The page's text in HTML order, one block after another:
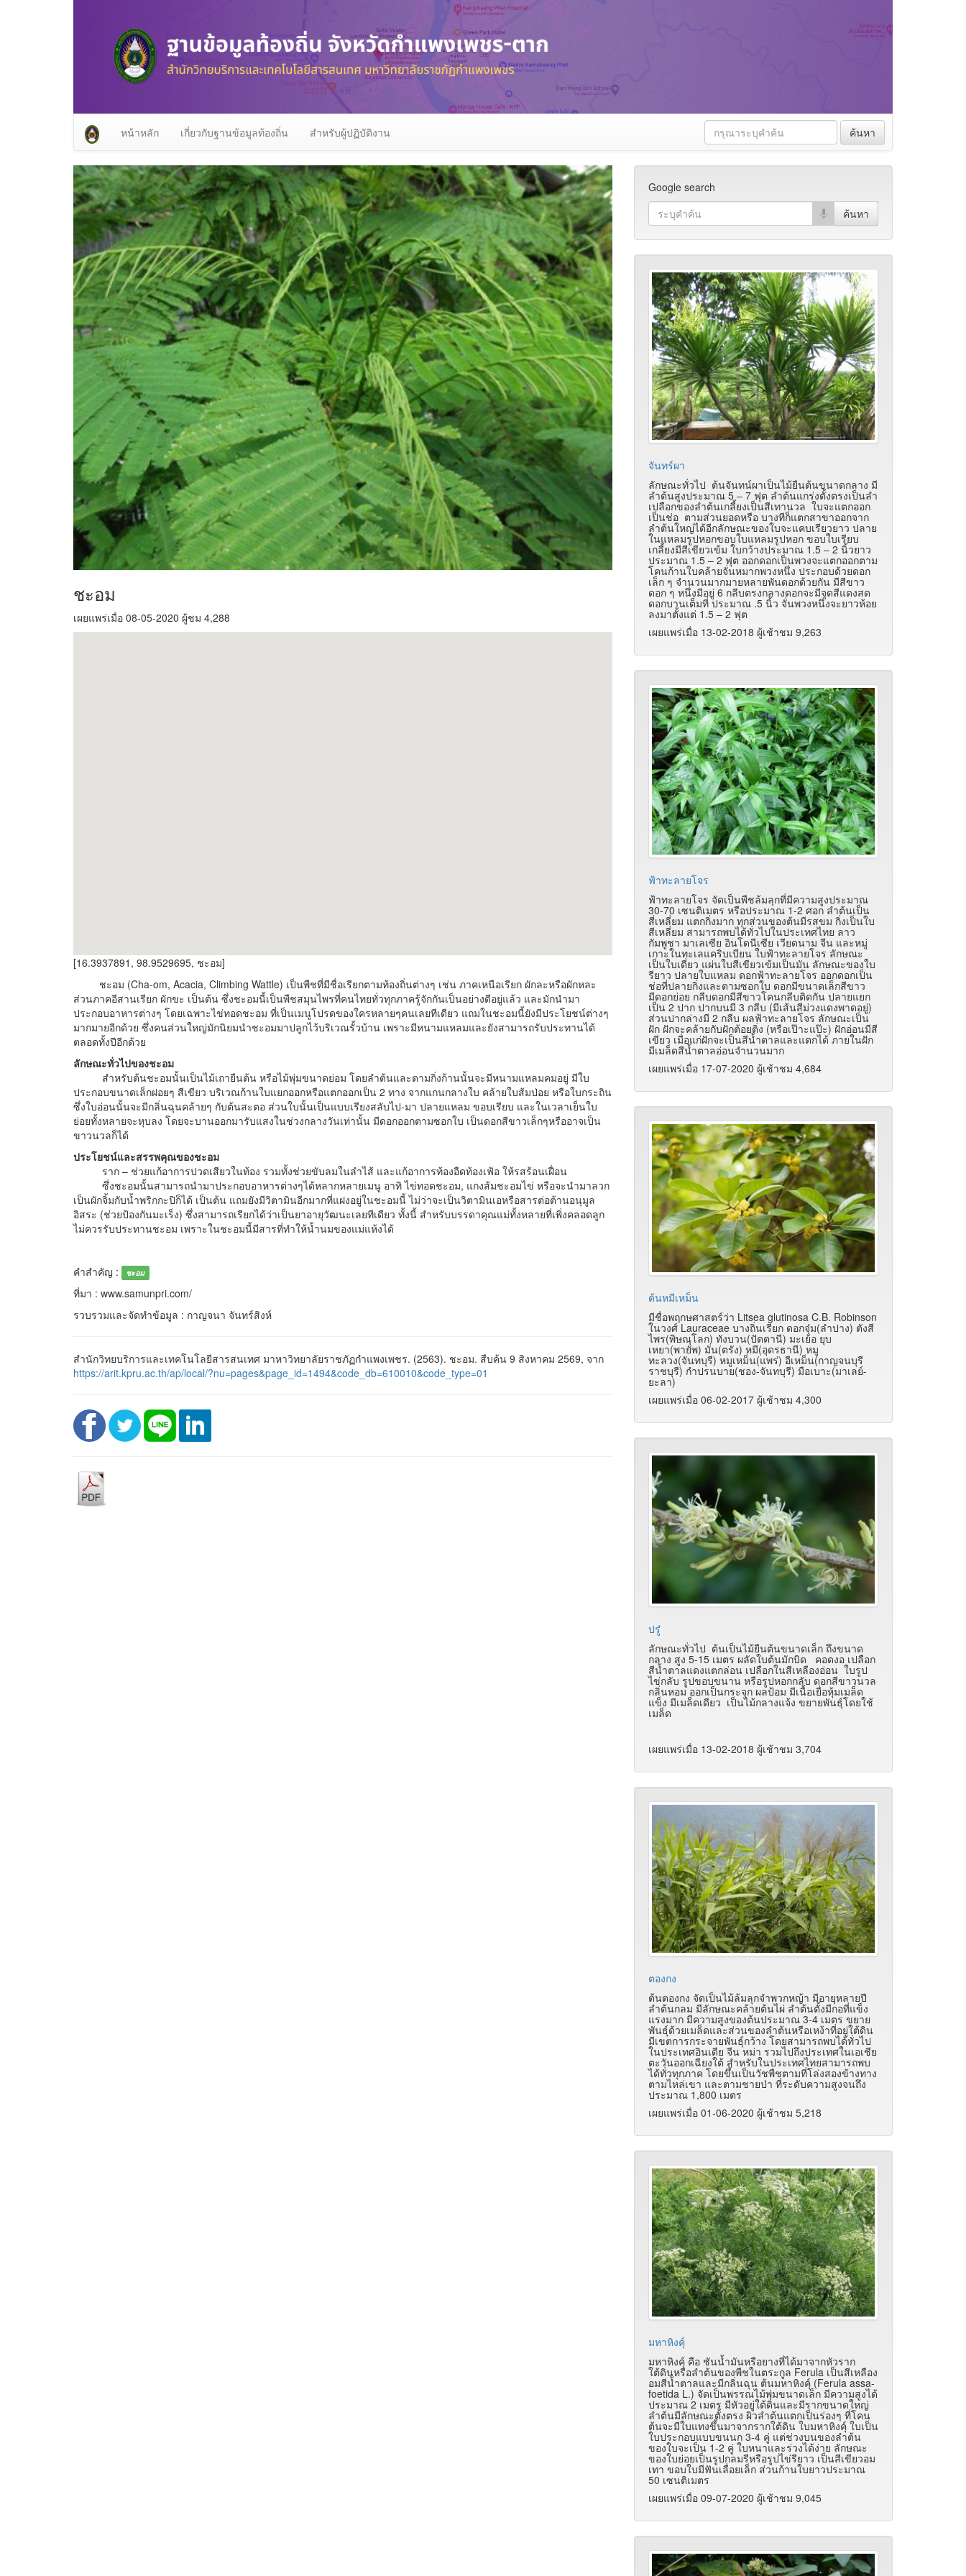
หน้าหลัก เกี่ยวกับฐานข้อมูลท้องถิ่น สำหรับผู้ปฏิบัติงาน ค้นหา
ชะอม
เผยแพร่เมื่อ 08-05-2020 ผู้ชม 4,288
[16.3937891, 98.9529695, ชะอม]
ชะอม (Cha-om, Acacia, Climbing Wattle) เป็นพืชที่มีชื่อเรียกตามท้องถิ่นต่างๆ เช่น ภาคเหนือเรียก ผักละหรือผักหละ
ส่วนภาคอีสานเรียก ผักขะ เป็นต้น ซึ่งชะอมนี้เป็นพืชสมุนไพรที่คนไทยทั่วทุกภาครู้จักกันเป็นอย่างดีอยู่แล้ว และมักนำมา
ประกอบอาหารต่างๆ โดยเฉพาะไข่ทอดชะอม ที่เป็นเมนูโปรดของใครหลายๆคนเลยทีเดียว แถมในชะอมนี้ยังมีประโยชน์ต่างๆ
มากมายอีกด้วย ซึ่งคนส่วนใหญ่มักนิยมนำชะอมมาปลูกไว้บริเวณรั้วบ้าน เพราะมีหนามแหลมและยังสามารถรับประทานได้
ตลอดทั้งปีอีกด้วย
ลักษณะทั่วไปของชะอม
สำหรับต้นชะอมนั้นเป็นไม้เถายืนต้น หรือไม้พุ่มขนาดย่อม โดยลำต้นและตามกิ่งก้านนั้นจะมีหนามแหลมคมอยู่ มีใบ
ประกอบขนาดเล็กฝอยๆ สีเขียว บริเวณก้านใบแยกออกหรือแตกออกเป็น 2 ทาง จากแกนกลางใบ คล้ายใบส้มป่อย หรือใบกระถิน
ซึ่งใบอ่อนนั้นจะมีกลิ่นฉุนคล้ายๆ กับต้นสะตอ ส่วนใบนั้นเป็นแบบเรียงสลับไป-มา ปลายแหลม ขอบเรียบ และในเวลาเย็นใบ
ย่อยทั้งหลายจะหุบลง โดยจะบานออกมารับแสงในช่วงกลางวันเท่านั้น มีดอกออกตามซอกใบ เป็นดอกสีขาวเล็กๆหรืออาจเป็น
ขาวนวลก็ได้
ประโยชน์และสรรพคุณของชะอม
ราก – ช่วยแก้อาการปวดเสียวในท้อง รวมทั้งช่วยขับลมในลำไส้ และแก้อาการท้องอืดท้องเฟ้อ ให้รสร้อนเฝื่อน
ซึ่งชะอมนั้นสามารถนำมาประกอบอาหารต่างๆได้หลากหลายเมนู อาทิ ไข่ทอดชะอม, แกงส้มชะอมไข่ หรือจะนำมาลวก
เป็นผักจิ้มกับน้ำพริกกะปิก็ได้ เป็นต้น แถมยังมีวิตามินอีกมากที่แฝงอยู่ในชะอมนี้ ไม่ว่าจะเป็นวิตามินเอหรือสารต่อต้านอนุมูล
อิสระ (ช่วยป้องกันมะเร็ง) ซึ่งสามารถเรียกได้ว่าเป็นยาอายุวัฒนะเลยทีเดียว ทั้งนี้ สำหรับบรรดาคุณแม่ทั้งหลายที่เพิ่งคลอดลูก
ไม่ควรรับประทานชะอม เพราะในชะอมนี้มีสารที่ทำให้น้ำนมของแม่แห้งได้
คำสำคัญ : ชะอม
ที่มา : www.samunpri.com/
รวบรวมและจัดทำข้อมูล : กาญจนา จันทร์สิงห์
สำนักวิทยบริการและเทคโนโลยีสารสนเทศ มาหาวิทยาลัยราชภัฏกำแพงเพชร. (2563). ชะอม. สืบค้น 9 สิงหาคม 2569, จาก
https://arit.kpru.ac.th/ap/local/?nu=pages&page_id=1494&code_db=610010&code_type=01
Google search
จันทร์ผา
ลักษณะทั่วไป ต้นจันทน์ผาเป็นไม้ยืนต้นขนาดกลาง มี
ลำต้นสูงประมาณ 5 – 7 ฟุต ลำต้นแกร่งตั้งตรงเป็นลำ
เปลือกของลำต้นเกลี้ยงเป็นสีเทานวล ใบจะแตกออก
เป็นช่อ ตามส่วนยอดหรือ บางทีก็แตกสาขาออกจาก
ลำต้นใหญ่ได้อีกลักษณะของใบจะแคบเรียวยาว ปลาย
ในแหลมรูปหอกขอบใบแหลมรูปหอก ขอบใบเรียบ
เกลี้ยงมีสีเขียวเข้ม ใบกว้างประมาณ 1.5 – 2 นิ้วยาว
ประมาณ 1.5 – 2 ฟุต ออกดอกเป็นพวงจะแตกออกตาม
โคนก้านใบคล้ายจั่นหมากพวงหนึ่ง ประกอบด้วยดอก
เล็ก ๆ จำนวนมากมายหลายพันดอกด้วยกัน มีสีขาว
ดอก ๆ หนึ่งมีอยู่ 6 กลีบตรงกลางดอกจะมีจุดสีแดงสด
ดอกบานเต็มที่ ประมาณ .5 นิ้ว จั่นพวงหนึ่งจะยาวห้อย
ลงมาตั้งแต่ 1.5 – 2 ฟุต
เผยแพร่เมื่อ 13-02-2018 ผู้เช้าชม 9,263
ฟ้าทะลายโจร
ฟ้าทะลายโจร จัดเป็นพืชล้มลุกที่มีความสูงประมาณ
30-70 เซนติเมตร หรือประมาณ 1-2 ศอก ลำต้นเป็น
สี่เหลี่ยม แตกกิ่งมาก ทุกส่วนของต้นมีรสขม กิ่งเป็นใบ
สีเหลี่ยม สามารถพบได้ทั่วไปในประเทศไทย ลาว
กัมพูชา มาเลเซีย อินโดนีเซีย เวียดนาม จีน และหมู่
เกาะในทะเลแคริบเบียน ใบฟ้าทะลายโจร ลักษณะ
เป็นใบเดี่ยว แผ่นใบสีเขียวเข้มเป็นมัน ลักษณะของใบ
รียาว ปลายใบแหลม ดอกฟ้าทะลายโจร ออกดอกเป็น
ช่อที่ปลายกิ่งและตามซอกใบ ดอกมีขนาดเล็กสีขาว
มีดอกย่อย กลีบดอกมีสีขาวโคนกลีบติดกัน ปลายแยก
เป็น 2 ปาก ปากบนมี 3 กลีบ (มีเส้นสีม่วงแดงพาดอยู่)
ส่วนปากล่างมี 2 กลีบ ผลฟ้าทะลายโจร ลักษณะเป็น
ฝัก ฝักจะคล้ายกับฝักต้อยติ่ง (หรือเป๊าะแป๊ะ) ฝักอ่อนมีสี
เขียว เมื่อแก่ฝักจะเป็นสีน้ำตาลและแตกได้ ภายในฝัก
มีเมล็ดสีน้ำตาลอ่อนจำนวนมาก
เผยแพร่เมื่อ 17-07-2020 ผู้เช้าชม 4,684
ต้นหมีเหม็น
มีชื่อพฤกษศาสตร์ว่า Litsea glutinosa C.B. Robinson
ในวงศ์ Lauraceae บางถิ่นเรียก ดอกจุ๋ม(ลำปาง) ตังสี
ไพร(พิษณุโลก) ทังบวน(ปัตตานี) มะเย้อ ยุบ
เหยา(พายัพ) มัน(ตรัง) หมี(อุดรธานี) หมู
ทะลวง(จันทบุรี) หมูเหม็น(แพร่) อีเหม็น(กาญจนบุรี
ราชบุรี) กำปรนบาย(ชอง-จันทบุรี) มือเบาะ(มาเลย์-
ยะลา)
เผยแพร่เมื่อ 06-02-2017 ผู้เช้าชม 4,300
ปรู๋
ลักษณะทั่วไป ต้นเป็นไม้ยืนต้นขนาดเล็ก ถึงขนาด
กลาง สูง 5-15 เมตร ผลัดใบต้นมักบิด คอดงอ เปลือก
สีน้ำตาลแดงแตกล่อน เปลือกในสีเหลืองอ่อน ใบรูป
ไข่กลับ รูปขอบขนาน หรือรูปหอกกลับ ดอกสีขาวนวล
กลิ่นหอม ออกเป็นกระจุก ผลป้อม มีเนื้อเยื่อหุ้มเมล็ด
แข็ง มีเมล็ดเดียว เป็นไม้กลางแจ้ง ขยายพันธุ์โดยใช้
เมล็ด
เผยแพร่เมื่อ 13-02-2018 ผู้เช้าชม 3,704
ตองกง
ต้นตองกง จัดเป็นไม้ล้มลุกจำพวกหญ้า มีอายุหลายปี
ลำต้นกลม มีลักษณะคล้ายต้นไผ่ ลำต้นตั้งมีกอที่แข็ง
แรงมาก มีความสูงของต้นประมาณ 3-4 เมตร ขยาย
พันธุ์ด้วยเมล็ดและส่วนของลำต้นหรือเหง้าที่อยู่ใต้ดิน
มีเขตการกระจายพันธุ์กว้าง โดยสามารถพบได้ทั่วไป
ในประเทศอินเดีย จีน หม่า รวมไปถึงประเทศในเอเชีย
ตะวันออกเฉียงใต้ สำหรับในประเทศไทยสามารถพบ
ได้ทั่วทุกภาค โดยขึ้นเป็นวัชพืชตามที่โล่งสองข้างทาง
ตามไหล่เขา และตามชายป่า ที่ระดับความสูงจนถึง
ประมาณ 1,800 เมตร
เผยแพร่เมื่อ 01-06-2020 ผู้เช้าชม 5,218
มหาหิงคุ์
มหาหิงคุ์ คือ ชันน้ำมันหรือยางที่ได้มาจากหัวราก
ใต้ดินหรือลำต้นของพืชในตระกูล Ferula เป็นสีเหลือง
อมสีน้ำตาลและมีกลิ่นฉุน ต้นมหาหิงคุ์ (Ferula assa-
foetida L.) จัดเป็นพรรณไม้พุ่มขนาดเล็ก มีความสูงได้
ประมาณ 2 เมตร มีหัวอยู่ใต้ดินและมีรากขนาดใหญ่
ลำต้นมีลักษณะตั้งตรง ผิวลำต้นแตกเป็นร่องๆ ที่โคน
ต้นจะมีใบแทงขึ้นมาจากรากใต้ดิน ใบมหาหิงคุ์ ใบเป็น
ใบประกอบแบบขนนก 3-4 คู่ แต่ช่วงบนของลำต้น
ของใบจะเป็น 1-2 คู่ ใบหนาและร่วงได้ง่าย ลักษณะ
ของใบย่อยเป็นรูปกลมรีหรือรูปไข่รียาว เป็นสีเขียวอม
เทา ขอบใบมีฟันเลื่อยเล็ก ส่วนก้านใบยาวประมาณ
50 เซนติเมตร
เผยแพร่เมื่อ 09-07-2020 ผู้เช้าชม 9,045